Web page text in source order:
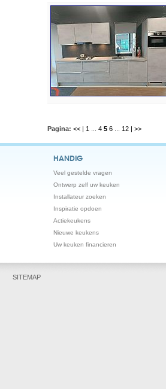
Pagina: << | 1 4 5 6 12 | >>
HANDIG
Veel gestelde vragen
Ontwerp zelf uw keuken
Installateur zoeken
Inspiratie opdoen
Actiekeukens
Nieuwe keukens
Uw keuken financieren
SITEMAP